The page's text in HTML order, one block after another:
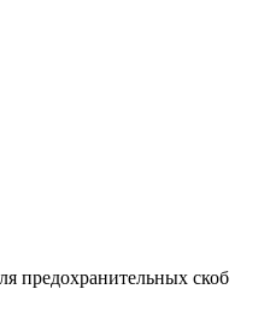
предохранительных скоб